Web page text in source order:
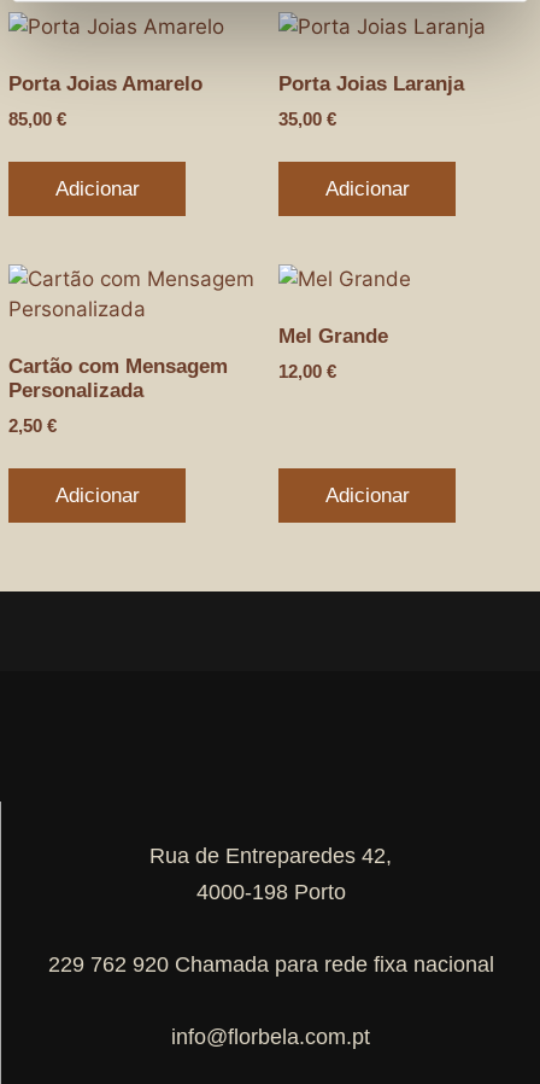
Porta Joias Amarelo
85,00 €
Adicionar
Porta Joias Laranja
35,00 €
Adicionar
Cartão com Mensagem
Personalizada
2,50 €
Adicionar
Mel Grande
12,00 €
Adicionar
Rua de Entreparedes 42,
4000-198 Porto
229 762 920 Chamada para rede fixa nacional
info@florbela.com.pt